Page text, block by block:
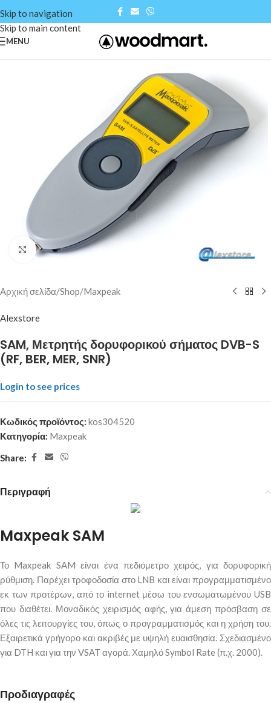
Skip to navigation
Skip to main content
MENU
Click to enlarge
Αρχική σελίδα/Shop/Maxpeak
Alexstore
SAM, Μετρητής δορυφορικού σήματος DVB-S
(RF, BER, MER, SNR)
Login to see prices
Κωδικός προϊόντος: kos304520
Κατηγορία: Maxpeak
Share:
Περιγραφή
Maxpeak SAM
Το Maxpeak SAM είναι ένα πεδιόμετρο χειρός, για δορυφορική
ρύθμιση. Παρέχει τροφοδοσία στο LNB και είναι προγραμματισμένο
εκ των προτέρων, από το internet μέσω του ενσωματωμένου USB
που διαθέτει. Μοναδικός χειρισμός αφής, για άμεση πρόσβαση σε
όλες τις λειτουργίες του, όπως ο προγραμματισμός και η χρήση του.
Εξαιρετικά γρήγορο και ακριβές με υψηλή ευαισθησία. Σχεδιασμένο
για DTH και για την VSAT αγορά. Χαμηλό Symbol Rate (π.χ. 2000).
Προδιαγραφές